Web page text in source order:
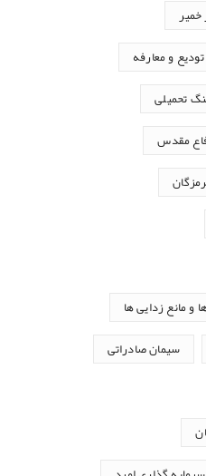
خمیر
تودیع و معارفه
تحمیلی
مقدس
و مانع زدایی ها
سیمان صادراتی